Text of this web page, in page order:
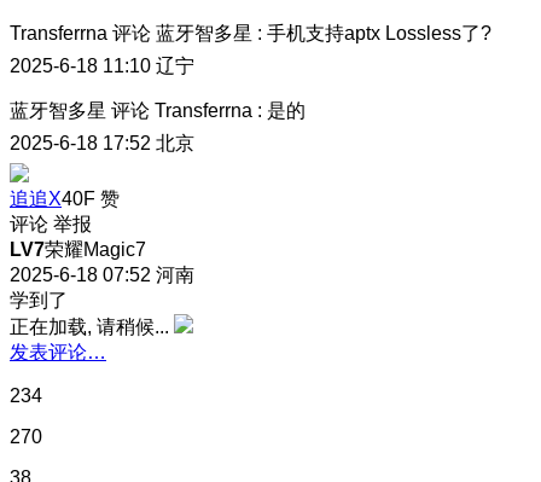
Transferrna 评论 蓝牙智多星 : 手机支持aptx Lossless了?
2025-6-18 11:10 辽宁
蓝牙智多星 评论 Transferrna : 是的
2025-6-18 17:52 北京
追追X40F 赞
评论 举报
LV7荣耀Magic7
2025-6-18 07:52 河南
学到了
正在加载, 请稍候...
发表评论…
234
270
38